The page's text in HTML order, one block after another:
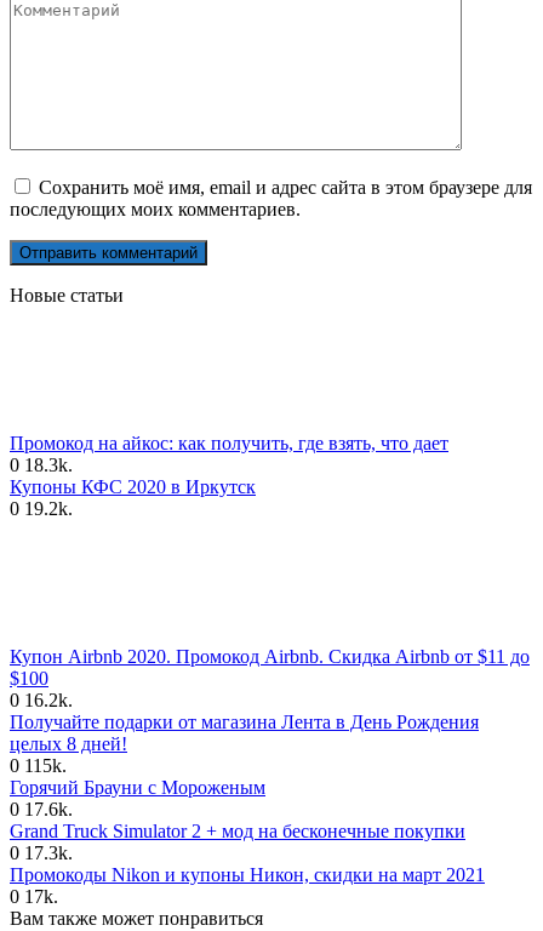
Сохранить моё имя, email и адрес сайта в этом браузере для
последующих моих комментариев.
Новые статьи
Промокод на айкос: как получить, где взять, что дает
0 18.3k.
Купоны КФС 2020 в Иркутск
0 19.2k.
Купон Airbnb 2020. Промокод Airbnb. Скидка Airbnb от $11 до
$100
0 16.2k.
Получайте подарки от магазина Лента в День Рождения
целых 8 дней!
0 115k.
Горячий Брауни с Мороженым
0 17.6k.
Grand Truck Simulator 2 + мод на бесконечные покупки
0 17.3k.
Промокоды Nikon и купоны Никон, скидки на март 2021
0 17k.
Вам также может понравиться